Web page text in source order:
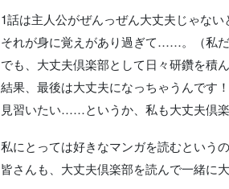
1話は主人公がぜんっぜん大丈夫じゃない
それが身に覚えがあり過ぎて……。（私だ
でも、大丈夫倶楽部として日々研鑽を積
結果、最後は大丈夫になっちゃうんです！
見習いたい……というか、私も大丈夫倶
私にとっては好きなマンガを読むという
皆さんも、大丈夫倶楽部を読んで一緒に